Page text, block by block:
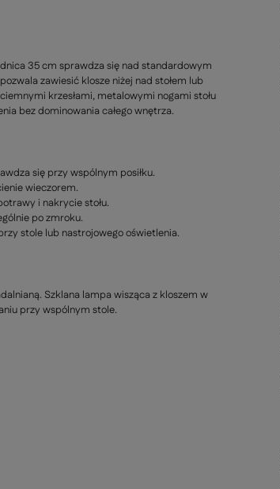
35 cm sprawdza się nad standardowym
zawiesić klosze niżej nad stołem lub
krzesłami, metalowymi nogami stołu
bez dominowania całego wnętrza.
się przy wspólnym posiłku.
wieczorem.
i nakrycie stołu.
po zmroku.
stole lub nastrojowego oświetlenia.
Szklana lampa wisząca z kloszem w
przy wspólnym stole.